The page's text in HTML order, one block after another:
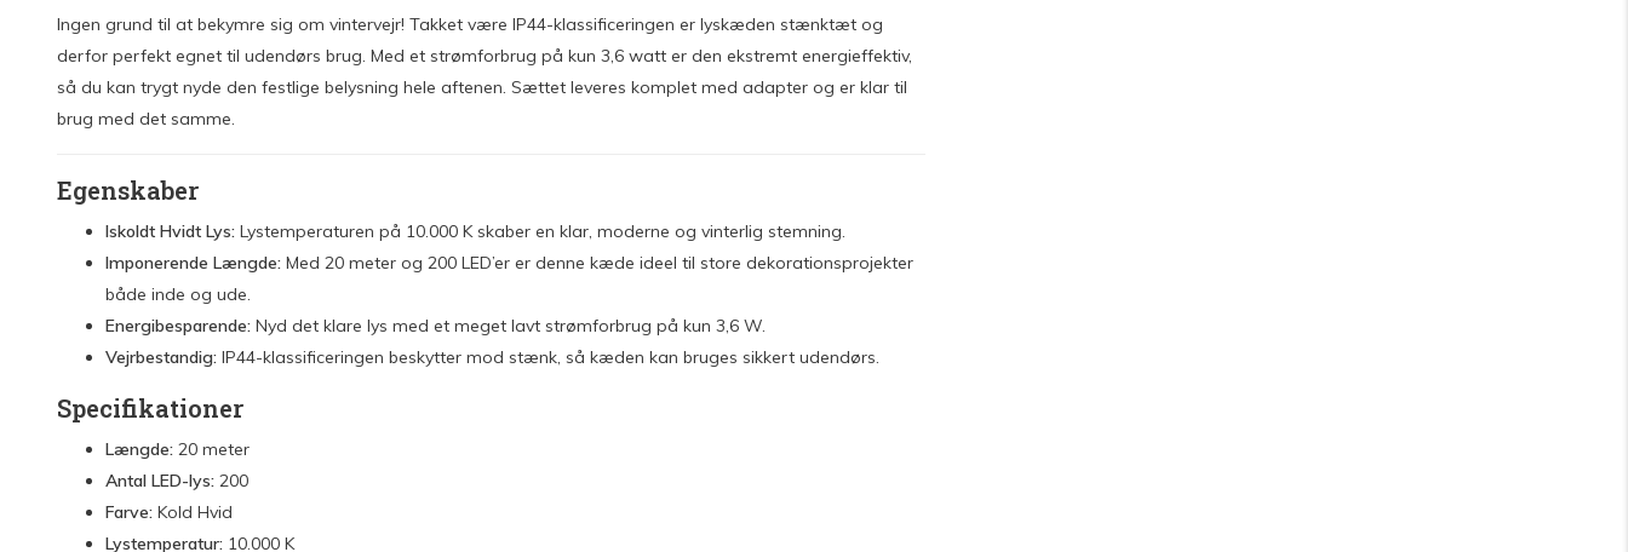
Ingen grund til at bekymre sig om vintervejr! Takket være IP44-klassificeringen er lyskæden stænktæt og
derfor perfekt egnet til udendørs brug. Med et strømforbrug på kun 3,6 watt er den ekstremt energieffektiv,
så du kan trygt nyde den festlige belysning hele aftenen. Sættet leveres komplet med adapter og er klar til
brug med det samme.
Egenskaber
Iskoldt Hvidt Lys: Lystemperaturen på 10.000 K skaber en klar, moderne og vinterlig stemning.
Imponerende Længde: Med 20 meter og 200 LED’er er denne kæde ideel til store dekorationsprojekter
både inde og ude.
Energibesparende: Nyd det klare lys med et meget lavt strømforbrug på kun 3,6 W.
Vejrbestandig: IP44-klassificeringen beskytter mod stænk, så kæden kan bruges sikkert udendørs.
Specifikationer
Længde: 20 meter
Antal LED-lys: 200
Farve: Kold Hvid
Lystemperatur: 10.000 K